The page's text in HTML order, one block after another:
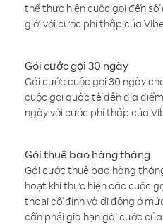
thể thực hiện cuộc gọi đến
giới với cước phí thấp của
Gói cước gọi 30 ngày
Gói cước cuộc gọi 30 ngày
cuộc gọi quốc tế đến địa
ngày với cước phí thấp của
Gói thuê bao hàng tháng
Gói cước thuê bao hàng
hoạt khi thực hiện các cuộc
thoại cố định và di động ở
cần phải gia hạn gói cước